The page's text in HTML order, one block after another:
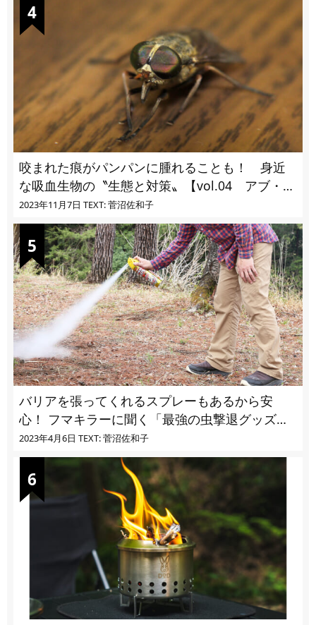
咬まれた痕がパンパンに腫れることも！ 身近
な吸血生物の〝生態と対策〟【vol.04 アブ・ブ
ユ・ヌカカ】
2023年11月7日 TEXT: 菅沼佐和子
バリアを張ってくれるスプレーもあるから安
心！ フマキラーに聞く「最強の虫撃退グッズ
vol.4」【キャンプサイトで使う虫よけ】
2023年4月6日 TEXT: 菅沼佐和子